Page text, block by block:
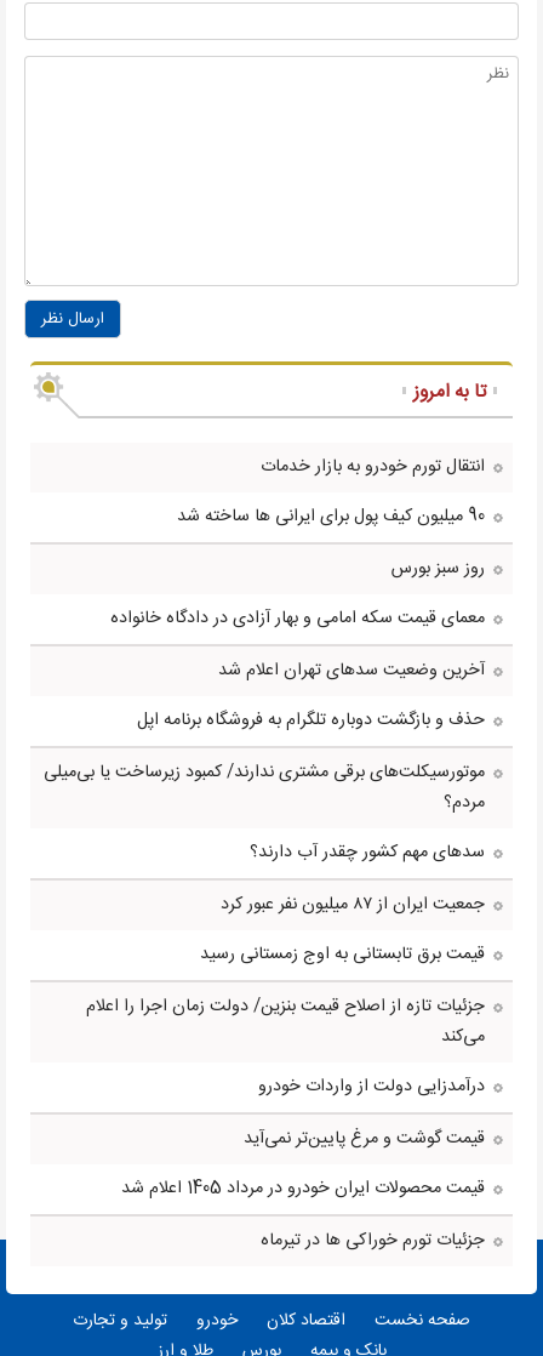
ارسال نظر
تا به امروز
انتقال تورم خودرو به بازار خدمات
90 میلیون کیف پول برای ایرانی ها ساخته شد
روز سبز بورس
معمای قیمت سکه امامی و بهار آزادی در دادگاه خانواده
آخرین وضعیت سدهای تهران اعلام شد
حذف و بازگشت دوباره تلگرام به فروشگاه برنامه اپل
موتورسیکلت‌های برقی مشتری ندارند/ کمبود زیرساخت یا بی‌میلی
مردم؟
سدهای مهم کشور چقدر آب دارند؟
جمعیت ایران از ۸۷ میلیون نفر عبور کرد
قیمت برق تابستانی به اوج زمستانی رسید
جزئیات تازه از اصلاح قیمت بنزین/ دولت زمان اجرا را اعلام
می‌کند
درآمدزایی دولت از واردات خودرو
قیمت گوشت و مرغ پایین‌تر نمی‌آید
قیمت محصولات ایران خودرو در مرداد 1405 اعلام شد
جزئیات تورم خوراکی ها در تیرماه
صفحه نخست اقتصاد کلان خودرو
تولید و تجارت